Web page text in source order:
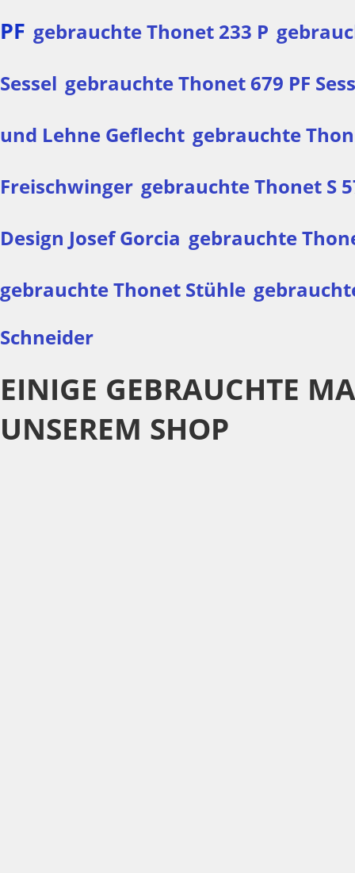
PF gebrauchte Thonet 233 P
Sessel gebrauchte Thonet 679 PF
und Lehne Geflecht gebrauchte
Freischwinger gebrauchte Thonet S
Design Josef Gorcia gebrauchte
gebrauchte Thonet Stühle
Schneider
EINIGE GEBRAUCHTE
UNSEREM SHOP